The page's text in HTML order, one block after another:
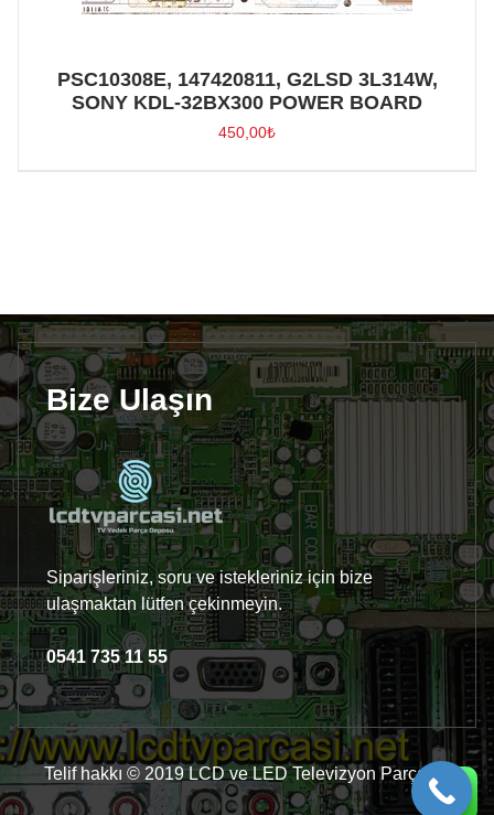
PSC10308E, 147420811, G2LSD 3L314W,
SONY KDL-32BX300 POWER BOARD
450,00₺
Bize Ulaşın
Siparişleriniz, soru ve istekleriniz için bize
ulaşmaktan lütfen çekinmeyin.
0541 735 11 55
Telif hakkı © 2019 LCD ve LED Televizyon Parçaları